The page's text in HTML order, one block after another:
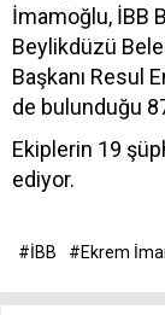
İmamoğlu, İBB
Beylikdüzü
Başkanı Resul
de bulunduğu
Ekiplerin 19
ediyor.
#İBB #Ekrem